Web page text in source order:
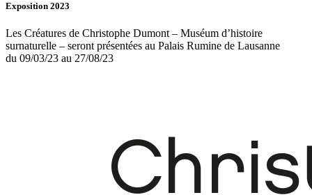
Exposition 2023
Les Créatures de Christophe Dumont – Muséum d’histoire
surnaturelle – seront présentées au Palais Rumine de Lausanne
du 09/03/23 au 27/08/23